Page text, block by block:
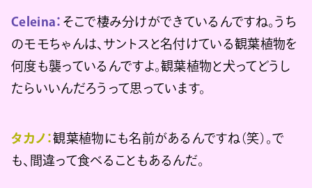
Celeina： そこで棲み分けができているんですね。うち
のモモちゃんは、サントスと名付けている観葉植物を
何度も襲っているんですよ。観葉植物と犬ってどうし
たらいいんだろうって思っています。
タカノ：観葉植物にも名前があるんですね（笑）。で
も、間違って食べることもあるんだ。